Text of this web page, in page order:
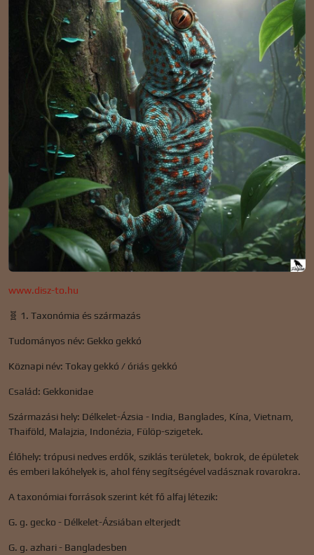
www.disz-to.hu
🧬 1. Taxonómia és származás
Tudományos név: Gekko gekkó
Köznapi név: Tokay gekkó / óriás gekkó
Család: Gekkonidae
Származási hely: Délkelet-Ázsia - India, Banglades, Kína, Vietnam,
Thaiföld, Malajzia, Indonézia, Fülöp-szigetek.
Élőhely: trópusi nedves erdők, sziklás területek, bokrok, de épületek
és emberi lakóhelyek is, ahol fény segítségével vadásznak rovarokra.
A taxonómiai források szerint két fő alfaj létezik:
G. g. gecko - Délkelet-Ázsiában elterjedt
G. g. azhari - Bangladesben